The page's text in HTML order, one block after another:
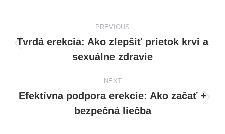
navigation
PREVIOUS
Previous
post:
Tvrdá erekcia: Ako zlepšiť prietok krvi a
sexuálne zdravie
NEXT
Next
post:
Efektívna podpora erekcie: Ako začať +
bezpečná liečba